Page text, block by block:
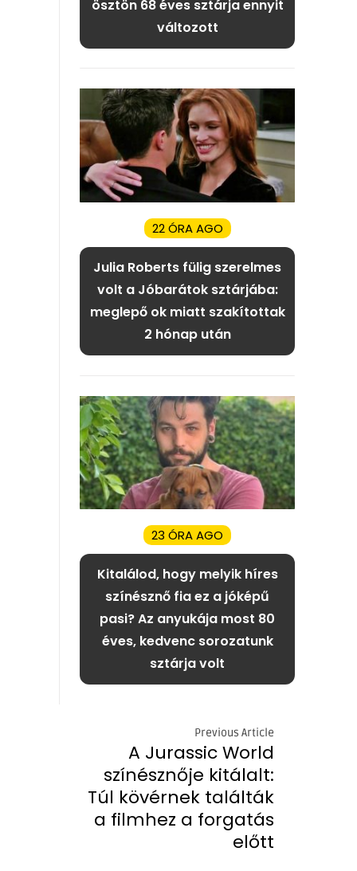
ösztön 68 éves sztárja ennyit
változott
22 ÓRA AGO
Julia Roberts fülig szerelmes
volt a Jóbarátok sztárjába:
meglepő ok miatt szakítottak
2 hónap után
23 ÓRA AGO
Kitalálod, hogy melyik híres
színésznő fia ez a jóképű
pasi? Az anyukája most 80
éves, kedvenc sorozatunk
sztárja volt
Previous Article
A Jurassic World
színésznője kitálalt:
Túl kövérnek találták
a filmhez a forgatás
előtt